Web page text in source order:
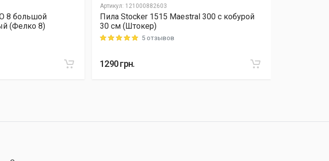
8 большой
(Фелко 8)
Артикул: 121000882603
Пила Stocker 1515 Maestral 300 с кобурой
30 см (Штокер)
Rating: 5 out of 55 отзывов
1290грн.